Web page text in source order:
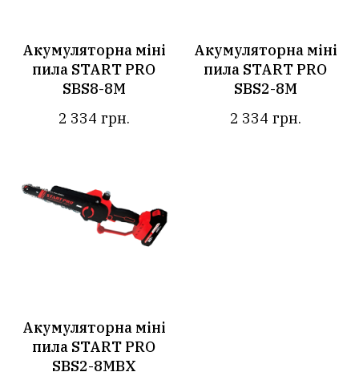
Акумуляторна міні
пила START PRO
SBS8-8M
2 334 грн.
Акумуляторна міні
пила START PRO
SBS2-8М
2 334 грн.
Акумуляторна міні
пила START PRO
SBS2-8MBX